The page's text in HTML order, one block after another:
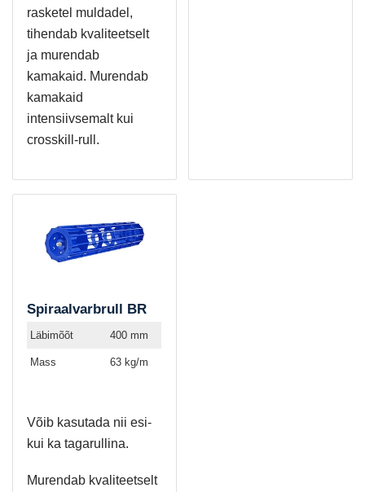
rasketel muldadel,
tihendab kvaliteetselt
ja murendab
kamakaid. Murendab
kamakaid
intensiivsemalt kui
crosskill-rull.
Spiraalvarbrull BR
Läbimõõt 400 mm
Mass 63 kg/m
Võib kasutada nii esi-
kui ka tagarullina.
Murendab kvaliteetselt